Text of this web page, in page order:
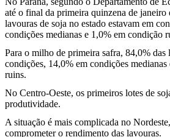
até o final da primeira quinzena de janeiro
lavouras de soja no estado estavam em
condições medianas e 1,0% em condição
Para o milho de primeira safra, 84,0% das
condições, 14,0% em condições
ruins.
No Centro-Oeste, os primeiros lotes de
produtividade.
A situação é mais complicada no
comprometer o rendimento das lavouras.